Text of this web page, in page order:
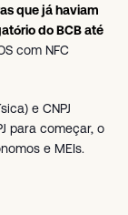
que já haviam
do BCB até
com NFC
e CNPJ
para começar, o
e MEIs.